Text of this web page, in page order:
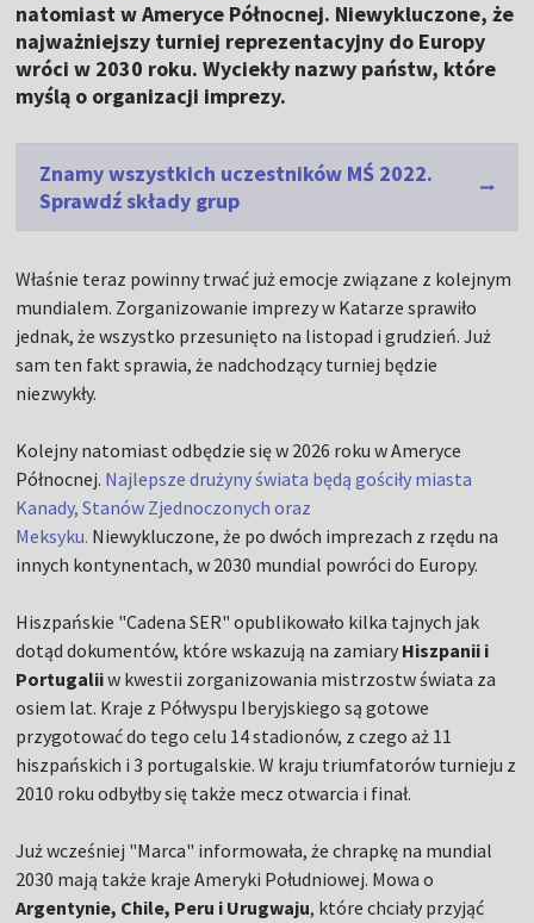
natomiast w Ameryce Północnej. Niewykluczone, że
najważniejszy turniej reprezentacyjny do Europy
wróci w 2030 roku. Wyciekły nazwy państw, które
myślą o organizacji imprezy.
Znamy wszystkich uczestników MŚ 2022.
Sprawdź składy grup
Właśnie teraz powinny trwać już emocje związane z kolejnym
mundialem. Zorganizowanie imprezy w Katarze sprawiło
jednak, że wszystko przesunięto na listopad i grudzień. Już
sam ten fakt sprawia, że nadchodzący turniej będzie
niezwykły.
Kolejny natomiast odbędzie się w 2026 roku w Ameryce
Północnej. Najlepsze drużyny świata będą gościły miasta
Kanady, Stanów Zjednoczonych oraz
Meksyku. Niewykluczone, że po dwóch imprezach z rzędu na
innych kontynentach, w 2030 mundial powróci do Europy.
Hiszpańskie "Cadena SER" opublikowało kilka tajnych jak
dotąd dokumentów, które wskazują na zamiary Hiszpanii i
Portugaliiw kwestii zorganizowania mistrzostw świata za
osiem lat. Kraje z Półwyspu Iberyjskiego są gotowe
przygotować do tego celu 14 stadionów, z czego aż 11
hiszpańskich i 3 portugalskie. W kraju triumfatorów turnieju z
2010 roku odbyłby się także mecz otwarcia i finał.
Już wcześniej "Marca" informowała, że chrapkę na mundial
2030 mają także kraje Ameryki Południowej. Mowa o
Argentynie, Chile, Peru i Urugwaju, które chciały przyjąć